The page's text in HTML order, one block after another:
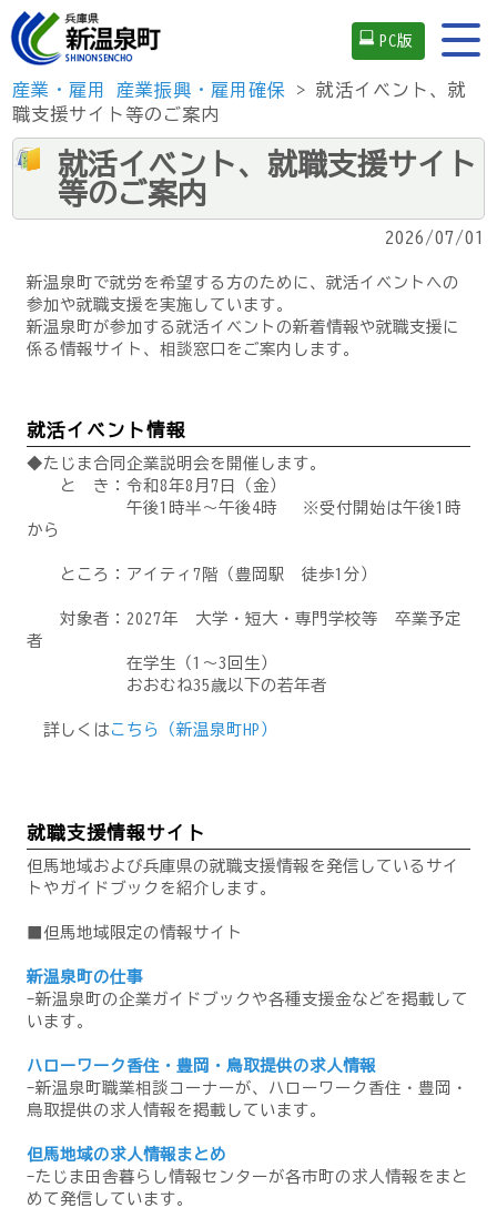
PC版
産業・雇用 産業振興・雇用確保 > 就活イベント、就
職支援サイト等のご案内
就活イベント、就職支援サイト
等のご案内
2026/07/01
新温泉町で就労を希望する方のために、就活イベントへの
参加や就職支援を実施しています。
新温泉町が参加する就活イベントの新着情報や就職支援に
係る情報サイト、相談窓口をご案内します。
就活イベント情報
◆たじま合同企業説明会を開催します。
と き：令和8年8月7日（金）
午後1時半～午後4時 ※受付開始は午後1時
から
ところ：アイティ7階（豊岡駅 徒歩1分）
対象者：2027年 大学・短大・専門学校等 卒業予定
者
在学生（1～3回生）
おおむね35歳以下の若年者
詳しくは こちら（新温泉町HP）
就職支援情報サイト
但馬地域および兵庫県の就職支援情報を発信しているサイ
トやガイドブックを紹介します。
■但馬地域限定の情報サイト
新温泉町の仕事
-新温泉町の企業ガイドブックや各種支援金などを掲載して
います。
ハローワーク香住・豊岡・鳥取提供の求人情報
-新温泉町職業相談コーナーが、ハローワーク香住・豊岡・
鳥取提供の求人情報を掲載しています。
但馬地域の求人情報まとめ
-たじま田舎暮らし情報センターが各市町の求人情報をまと
めて発信しています。